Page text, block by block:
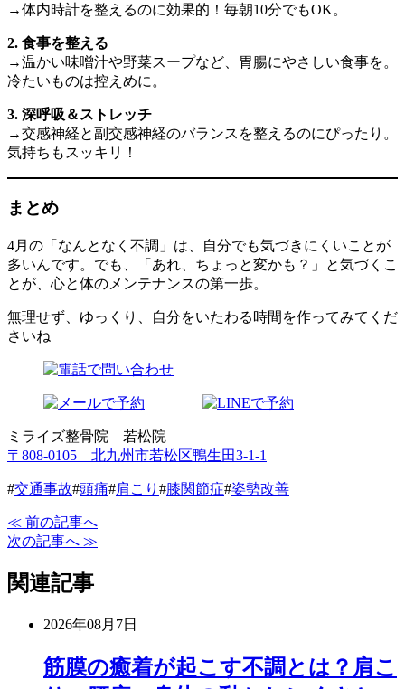
→体内時計を整えるのに効果的！毎朝10分でもOK。
2. 食事を整える
→温かい味噌汁や野菜スープなど、胃腸にやさしい食事を。
冷たいものは控えめに。
3. 深呼吸＆ストレッチ
→交感神経と副交感神経のバランスを整えるのにぴったり。
気持ちもスッキリ！
まとめ
4月の「なんとなく不調」は、自分でも気づきにくいことが
多いんです。でも、「あれ、ちょっと変かも？」と気づくこ
とが、心と体のメンテナンスの第一歩。
無理せず、ゆっくり、自分をいたわる時間を作ってみてくだ
さいね
ミライズ整骨院 若松院
〒808-0105 北九州市若松区鴨生田3-1-1
#交通事故#頭痛#肩こり #膝関節症#姿勢改善
≪ 前の記事へ
次の記事へ ≫
関連記事
2026年08月7日
筋膜の癒着が起こす不調とは？肩こ